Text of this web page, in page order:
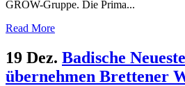
GROW-Gruppe. Die Prima...
Read More
19 Dez. Badische
übernehmen Brettener